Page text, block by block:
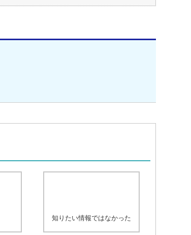
知りたい情報ではなかった